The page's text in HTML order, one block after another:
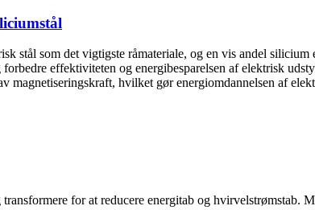
stål som det vigtigste råmateriale, og en vis andel
effektiviteten og energibesparelsen af ​​elektrisk
magnetiseringskraft, hvilket gør energiomdannelsen af
for at reducere energitab og hvirvelstrømstab.